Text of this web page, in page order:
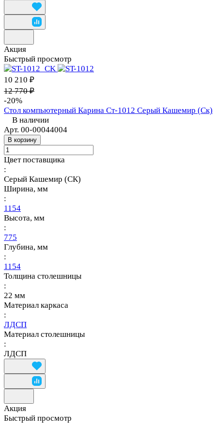
Акция
Быстрый просмотр
10 210 ₽
12 770 ₽
-20%
Стол компьютерный Карина Ст-1012 Серый Кашемир (Ск)
В наличии
Арт. 00-00044004
В корзину
Цвет поставщика
:
Серый Кашемир (СК)
Ширина, мм
:
1154
Высота, мм
:
775
Глубина, мм
:
1154
Толщина столешницы
:
22 мм
Материал каркаса
:
ЛДСП
Материал столешницы
:
ЛДСП
Акция
Быстрый просмотр